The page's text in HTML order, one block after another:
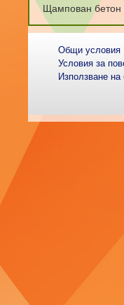
Щампован бетон
Общи условия
Условия за
Използване на